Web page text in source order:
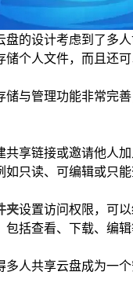
的设计考虑到了多
个人文件，而且还
与管理功能非常完
享链接或邀请他人
只读、可编辑或只
夹设置访问权限，可
包括查看、下载、编
人共享云盘成为一